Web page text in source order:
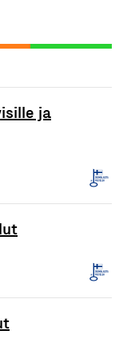
ja